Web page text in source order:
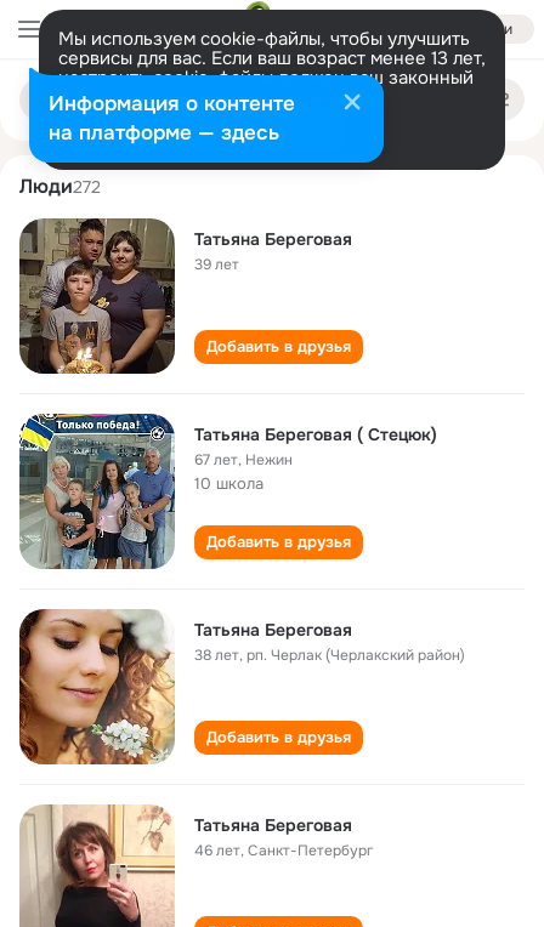
Войти
Мы используем cookie-файлы, чтобы улучшить
сервисы для вас. Если ваш возраст менее 13 лет,
настроить cookie-файлы должен ваш законный
представитель. Больше информации
Разрешить все Настроить
Поиск
людям
tatyana beregovaya
Люди272
Татьяна Береговая
39 лет
Добавить в друзья
Татьяна Береговая ( Стецюк)
67 лет, Нежин
10 школа
Добавить в друзья
Татьяна Береговая
38 лет,рп. Черлак (Черлакский район)
Добавить в друзья
Татьяна Береговая
46 лет,Санкт-Петербург
Информация о контенте
на платформе — здесь